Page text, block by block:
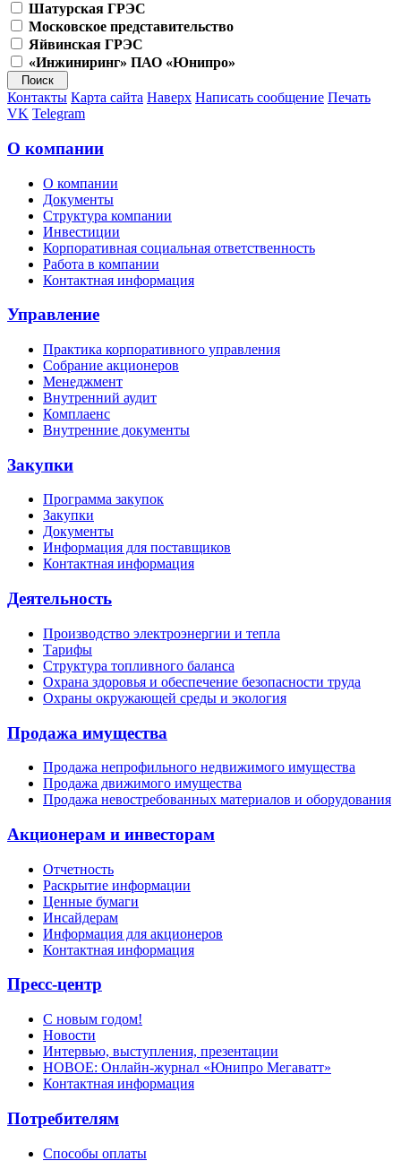
Шатурская ГРЭС
Московское представительство
Яйвинская ГРЭС
«Инжиниринг» ПАО «Юнипро»
Контакты Карта сайта Наверх Написать сообщение Печать
VK Telegram
О компании
О компании
Документы
Структура компании
Инвестиции
Корпоративная социальная ответственность
Работа в компании
Контактная информация
Управление
Практика корпоративного управления
Собрание акционеров
Менеджмент
Внутренний аудит
Комплаенс
Внутренние документы
Закупки
Программа закупок
Закупки
Документы
Информация для поставщиков
Контактная информация
Деятельность
Производство электроэнергии и тепла
Тарифы
Структура топливного баланса
Охрана здоровья и обеспечение безопасности труда
Охраны окружающей среды и экология
Продажа имущества
Продажа непрофильного недвижимого имущества
Продажа движимого имущества
Продажа невостребованных материалов и оборудования
Акционерам и инвесторам
Отчетность
Раскрытие информации
Ценные бумаги
Инсайдерам
Информация для акционеров
Контактная информация
Пресс-центр
С новым годом!
Новости
Интервью, выступления, презентации
НОВОЕ: Онлайн-журнал «Юнипро Мегаватт»
Контактная информация
Потребителям
Способы оплаты